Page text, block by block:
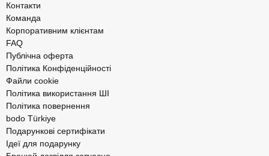
Контакти
Команда
Корпоративним клієнтам
FAQ
Публічна оферта
Політика Конфіденційності
Файли cookie
Політика використання ШІ
Політика повернення
bodo Türkiye
Подарункові сертифікати
Ідеї для подарунку